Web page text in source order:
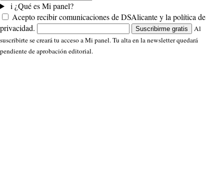
i ¿Qué es Mi panel?
Acepto recibir comunicaciones de DSAlicante y la política de
privacidad.
Suscribirme gratis
Al
suscribirte se creará tu acceso a Mi panel. Tu alta en la newsletter quedará
pendiente de aprobación editorial.